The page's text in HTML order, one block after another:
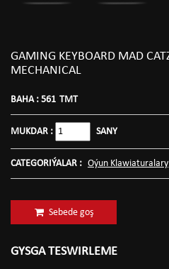
GAMING KEYBOARD MAD
MECHANICAL
BAHA : 561 TMT
MUKDAR : SANY
CATEGORIÝALAR : Oýun Klawiaturalary
Sebede goş
GYSGA TESWIRLEME